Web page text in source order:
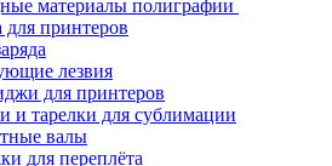
материалы полиграфии
для принтеров
лезвия
для принтеров
и тарелки для сублимации
валы
для переплёта